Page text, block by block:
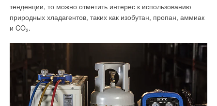
тенденции, то можно отметить интерес к использованию
природных хладагентов, таких как изобутан, пропан, аммиак
и CO2.
и электроснабжение и ожидаемого водопотребления за год.
в)Соблюдение требований оснащённости зданий, строений
энергетических ресурсов.
Обоснование выбора оптимальных архитектурных,
функционально-технологических, конструктивных
и инженерно-технических решений и их надлежащей
реализации при осуществлении строительства,